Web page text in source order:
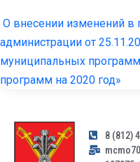
О внесении изменений в
администрации от
муниципальных
программ на 2020 год»
8 (812)